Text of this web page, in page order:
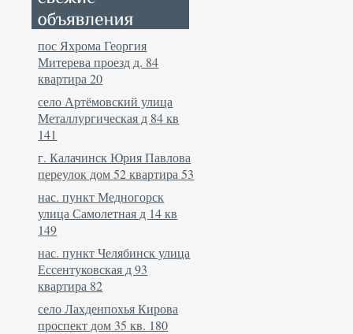
пос Яхрома Георгия
Митерева проезд д. 84
квартира 20
село Артёмовский улица
Металлургическая д 84 кв
141
г. Калачинск Юрия Павлова
переулок дом 52 квартира 53
нас. пункт Медногорск
улица Самолетная д 14 кв
149
нас. пункт Челябинск улица
Ессентуковская д 93
квартира 82
село Лахденпохья Кирова
проспект дом 35 кв. 180